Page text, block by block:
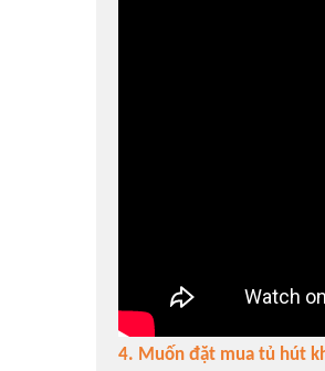
4. Muốn đặt mua tủ hút